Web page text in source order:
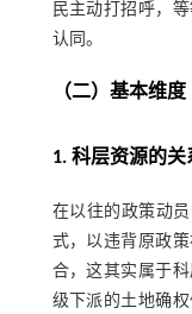
民主动打招呼，
认同。
（二）基本维度
1. 科层资源的关
在以往的政策动
式，以违背原政
合，这其实属于
级下派的土地确